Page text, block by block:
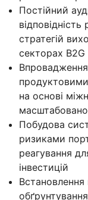
Постійний
стратегій
секторах B2G
Впровадження
на основі
Побудова
ризиками
реагування
інвестицій
Встановлення